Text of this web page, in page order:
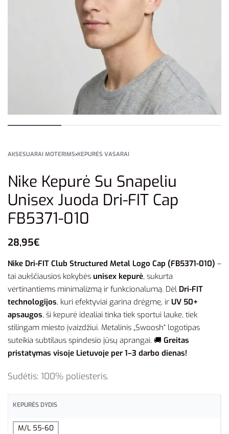
AKSESUARAI MOTERIMS›KEPURĖS VASARAI
Nike Kepurė Su Snapeliu
Unisex Juoda Dri-FIT Cap
FB5371-010
28,95€
Nike Dri-FIT Club Structured Metal Logo Cap (FB5371-010) –
tai aukščiausios kokybės unisex kepurė, sukurta
vertinantiems minimalizmą ir funkcionalumą. Dėl Dri-FIT
technologijos, kuri efektyviai garina drėgmę, ir UV 50+
apsaugos, ši kepurė idealiai tinka tiek sportui lauke, tiek
stilingam miesto įvaizdžiui. Metalinis „Swoosh“ logotipas
suteikia subtilaus spindesio jūsų aprangai. 🚚 Greitas
pristatymas visoje Lietuvoje per 1–3 darbo dienas!
Sudėtis: 100% poliesteris.
KEPURĖS DYDIS
M/L 55-60